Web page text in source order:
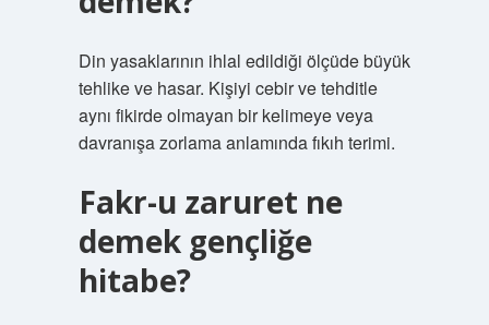
Din yasaklarının ihlal edildiği ölçüde büyük
tehlike ve hasar. Kişiyi cebir ve tehditle
aynı fikirde olmayan bir kelimeye veya
davranışa zorlama anlamında fıkıh terimi.
Fakr-u zaruret ne
demek gençliğe
hitabe?